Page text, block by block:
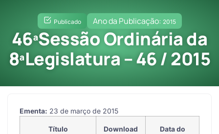
Publicado Ano da Publicação: 2015
46ªSessão Ordinária da
8ªLegislatura – 46 / 2015
Ementa: 23 de março de 2015
Título Download
Data do